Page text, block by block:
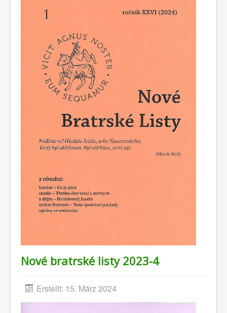
Nové bratrské listy 2023-4
Erstellt: 15. März 2024